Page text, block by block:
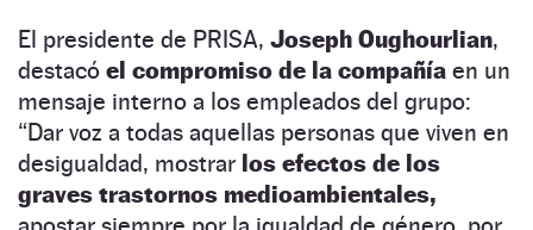
El presidente de PRISA, Joseph Oughourlian,
destacó el compromiso de la compañía en un
mensaje interno a los empleados del grupo:
“Dar voz a todas aquellas personas que viven en
desigualdad, mostrar los efectos de los
graves trastornos medioambientales,